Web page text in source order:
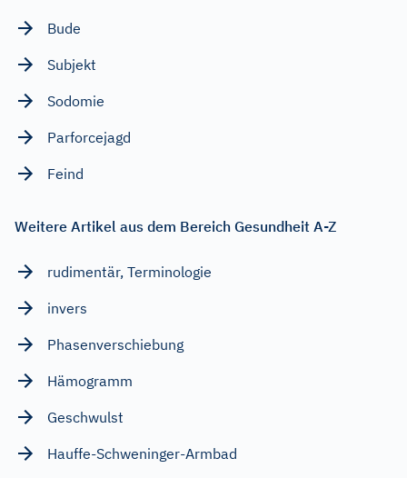
Bude
Subjekt
Sodomie
Parforcejagd
Feind
Weitere Artikel aus dem Bereich Gesundheit A-Z
rudimentär, Terminologie
invers
Phasenverschiebung
Hämogramm
Geschwulst
Hauffe-Schweninger-Armbad